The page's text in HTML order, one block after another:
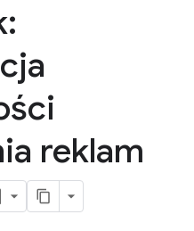
reklam